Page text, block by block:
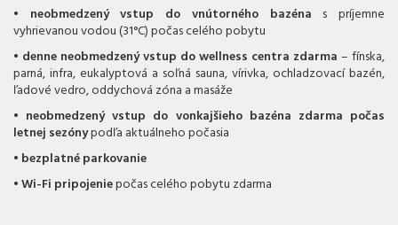
• neobmedzený vstup do vnútorného bazéna s príjemne
vyhrievanou vodou (31°C) počas celého pobytu
• denne neobmedzený vstup do wellness centra zdarma – fínska,
parná, infra, eukalyptová a soľná sauna, vírivka, ochladzovací bazén,
ľadové vedro, oddychová zóna a masáže
• neobmedzený vstup do vonkajšieho bazéna zdarma počas
letnej sezónypodľa aktuálneho počasia
• bezplatné parkovanie
• Wi-Fi pripojeniepočas celého pobytu zdarma